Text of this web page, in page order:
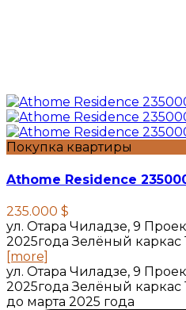
Покупка квартиры
Athome Residence
235.000 $
ул. Отара Чиладзе, 9
2025года Зелёный каркас
[more]
ул. Отара Чиладзе, 9
2025года Зелёный каркас
до марта 2025 года